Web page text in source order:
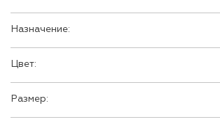
Назначение:
Цвет:
Размер: